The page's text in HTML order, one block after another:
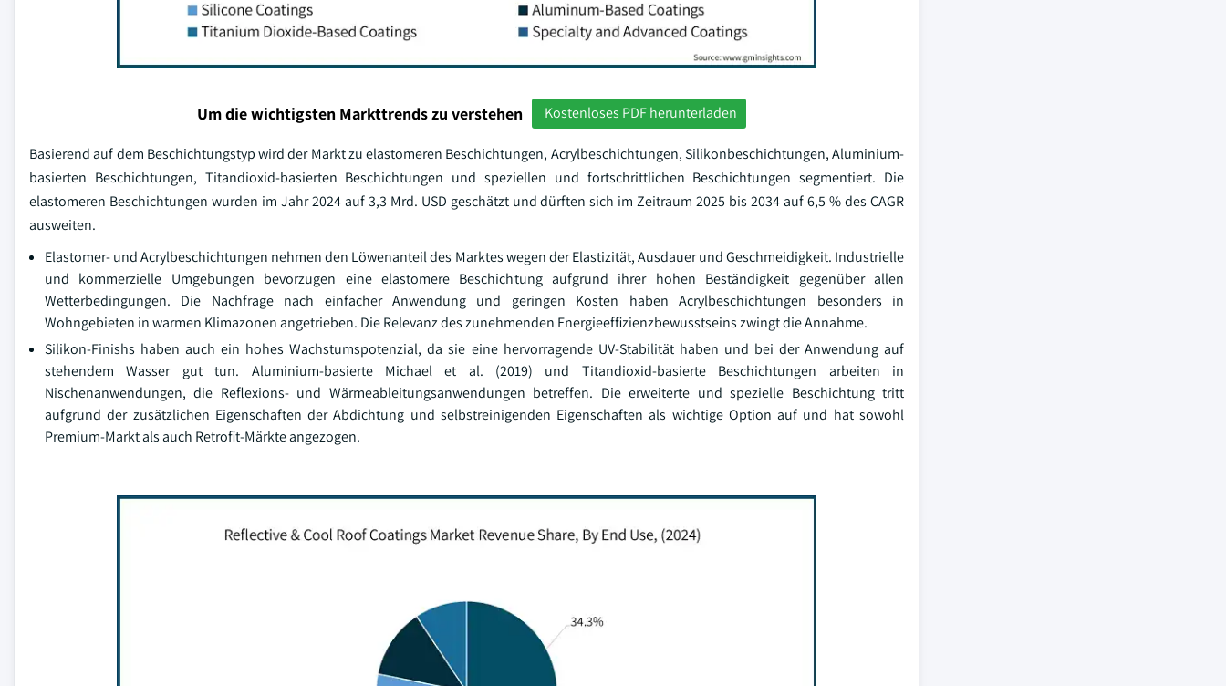
Um die wichtigsten Markttrends zu verstehen Kostenloses PDF herunterladen
Basierend auf dem Beschichtungstyp wird der Markt zu elastomeren Beschichtungen, Acrylbeschichtungen, Silikonbeschichtungen, Aluminium-
basierten Beschichtungen, Titandioxid-basierten Beschichtungen und speziellen und fortschrittlichen Beschichtungen segmentiert. Die
elastomeren Beschichtungen wurden im Jahr 2024 auf 3,3 Mrd. USD geschätzt und dürften sich im Zeitraum 2025 bis 2034 auf 6,5 % des CAGR
ausweiten.
Elastomer- und Acrylbeschichtungen nehmen den Löwenanteil des Marktes wegen der Elastizität, Ausdauer und Geschmeidigkeit. Industrielle
und kommerzielle Umgebungen bevorzugen eine elastomere Beschichtung aufgrund ihrer hohen Beständigkeit gegenüber allen
Wetterbedingungen. Die Nachfrage nach einfacher Anwendung und geringen Kosten haben Acrylbeschichtungen besonders in
Wohngebieten in warmen Klimazonen angetrieben. Die Relevanz des zunehmenden Energieeffizienzbewusstseins zwingt die Annahme.
Silikon-Finishs haben auch ein hohes Wachstumspotenzial, da sie eine hervorragende UV-Stabilität haben und bei der Anwendung auf
stehendem Wasser gut tun. Aluminium-basierte Michael et al. (2019) und Titandioxid-basierte Beschichtungen arbeiten in
Nischenanwendungen, die Reflexions- und Wärmeableitungsanwendungen betreffen. Die erweiterte und spezielle Beschichtung tritt
aufgrund der zusätzlichen Eigenschaften der Abdichtung und selbstreinigenden Eigenschaften als wichtige Option auf und hat sowohl
Premium-Markt als auch Retrofit-Märkte angezogen.